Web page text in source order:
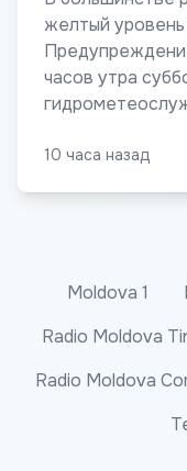
желтый
часов утра
10 часа назад
Moldova 1
Radio Moldova
Radio Moldova